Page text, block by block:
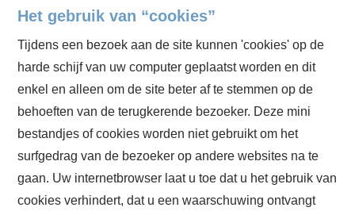
Het gebruik van “cookies”
Tijdens een bezoek aan de site kunnen 'cookies' op de
harde schijf van uw computer geplaatst worden en dit
enkel en alleen om de site beter af te stemmen op de
behoeften van de terugkerende bezoeker. Deze mini
bestandjes of cookies worden niet gebruikt om het
surfgedrag van de bezoeker op andere websites na te
gaan. Uw internetbrowser laat u toe dat u het gebruik van
cookies verhindert, dat u een waarschuwing ontvangt